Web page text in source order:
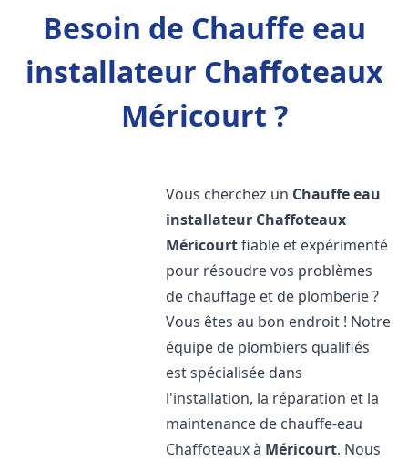
Besoin de Chauffe eau
installateur Chaffoteaux
Méricourt ?
Vous cherchez un Chauffe eau
installateur Chaffoteaux
Méricourtfiable et expérimenté
pour résoudre vos problèmes
de chauffage et de plomberie ?
Vous êtes au bon endroit ! Notre
équipe de plombiers qualifiés
est spécialisée dans
l'installation, la réparation et la
maintenance de chauffe-eau
Chaffoteaux à Méricourt. Nous